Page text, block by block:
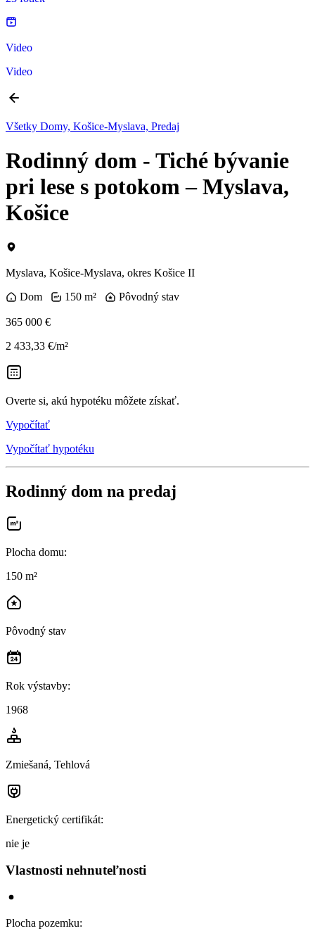
Video
Video
Všetky Domy, Košice-Myslava, Predaj
Rodinný dom - Tiché bývanie
pri lese s potokom – Myslava,
Košice
Myslava, Košice-Myslava, okres Košice II
Dom
150 m² Pôvodný stav
365 000 €
2 433,33 €/m²
Overte si, akú hypotéku môžete získať.
Vypočítať
Vypočítať hypotéku
Rodinný dom na predaj
Plocha domu:
150 m²
Pôvodný stav
Rok výstavby:
1968
Zmiešaná, Tehlová
Energetický certifikát:
nie je
Vlastnosti nehnuteľnosti
Plocha pozemku: